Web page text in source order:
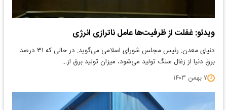
ویدئو: غفلت از ظرفیت‌ها عامل ناترازی انرژی
دنیای معدن: رئیس مجلس شورای اسلامی می‌گوید: در حالی که ۳۱ درصد
برق دنیا از زغال سنگ تولید می‌شود، میزان تولید برق از…
۷ بهمن ۱۴۰۳